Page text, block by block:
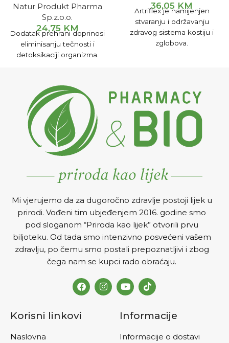
Natur Produkt Pharma
Sp.z.o.o.
24,75 KM
Dodatak prehrani doprinosi
eliminisanju tečnosti i
detoksikaciji organizma.
36,05 KM
Artriflex je namijenjen
stvaranju i održavanju
zdravog sistema kostiju i
zglobova.
Mi vjerujemo da za dugoročno zdravlje postoji lijek u
prirodi. Vođeni tim ubjeđenjem 2016. godine smo
pod sloganom “Priroda kao lijek” otvorili prvu
biljoteku. Od tada smo intenzivno posvećeni vašem
zdravlju, po čemu smo postali prepoznatljivi i zbog
čega nam se kupci rado obraćaju.
Korisni linkovi
Naslovna
Informacije
Informacije o dostavi